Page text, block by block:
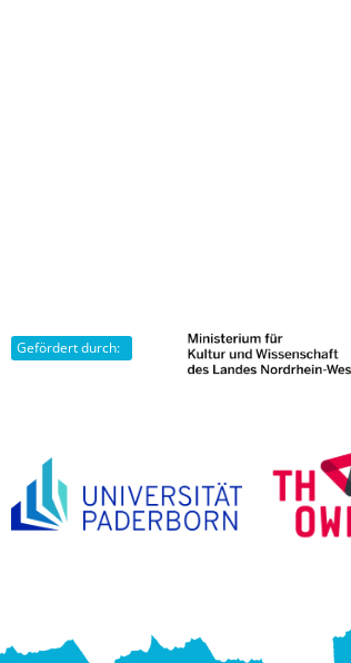
Gefördert durch: